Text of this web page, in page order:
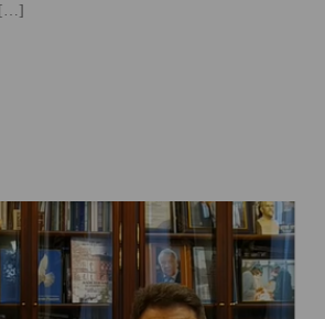
[…]